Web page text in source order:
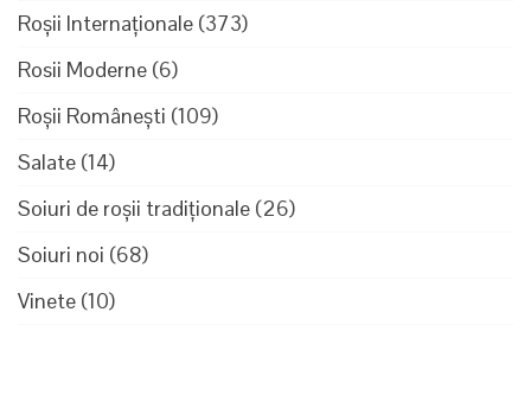
Roșii Internaționale (373)
Rosii Moderne (6)
Roșii Românești (109)
Salate (14)
Soiuri de roșii tradiționale (26)
Soiuri noi (68)
Vinete (10)